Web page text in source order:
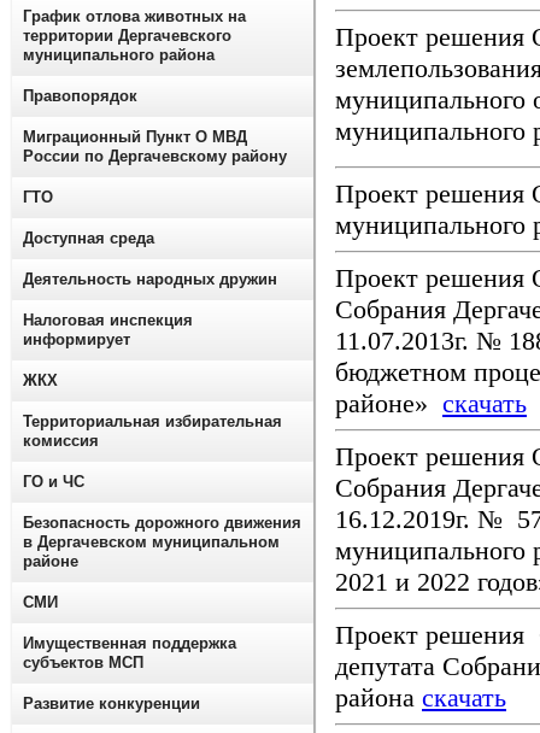
Проект решения
муниципального
муниципального
Проект решения
муниципального
Проект решения
Собрания
11.07.2013г. №
бюджетном
районе» скачать
Проект решения
Собрания
16.12.2019г. №
муниципального
2021 и 2022
Проект решения
депутата
района скачать
График отлова животных на
территории Дергачевского
муниципального района
Правопорядок
Миграционный Пункт О МВД
России по Дергачевскому району
ГТО
Доступная среда
Деятельность народных дружин
Налоговая инспекция
информирует
ЖКХ
Территориальная избирательная
комиссия
ГО и ЧС
Безопасность дорожного движения
в Дергачевском муниципальном
районе
СМИ
Имущественная поддержка
субъектов МСП
Развитие конкуренции